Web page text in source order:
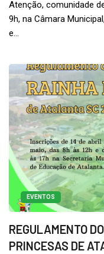
Atenção, comunidade
9h, na Câmara
e...
EVENTOS
REGULAMENTO
PRINCESAS DE